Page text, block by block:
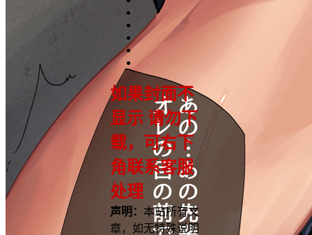
如果封面不
显示 请勿下
载，可右下
角联系客服
处理
声明： 本站所有文
章，如无特殊说明